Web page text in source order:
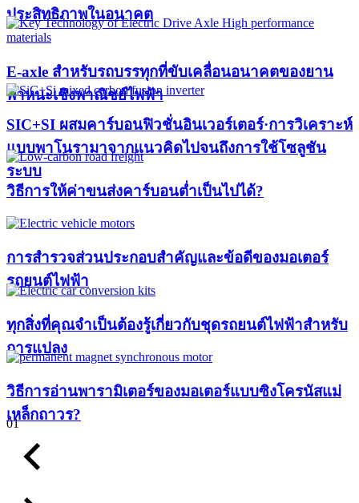
ประสิทธิภาพในอนาคต
E-axle สำหรับรถบรรทุกที่ขับเคลื่อนอนาคตของยาน
พาหนะเชิงพาณิชย์ไฟฟ้า
SIC+SI ผสมคาร์บอนฟิวชั่นอินเวอร์เตอร์·การวิเคราะห์
แบบพาโนรามาจากแนวคิดไปจนถึงการใช้โซลูชัน
ระบบ
วิธีการให้ค่าขนส่งคาร์บอนต่ำเป็นไปได้?
การสำรวจส่วนประกอบสำคัญและข้อดีของมอเตอร์
รถยนต์ไฟฟ้า
ทุกสิ่งที่คุณจำเป็นต้องรู้เกี่ยวกับชุดรถยนต์ไฟฟ้าสำหรับ
การแปลง
วิธีการอ่านพารามิเตอร์ของมอเตอร์แบบซิงโครนัสแม่
เหล็กถาวร?
01